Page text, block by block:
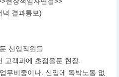
녁 결과통보)
선임직원들
고객과에 초점을둔 현장.
무비중이나. 신입에 독박노동 없